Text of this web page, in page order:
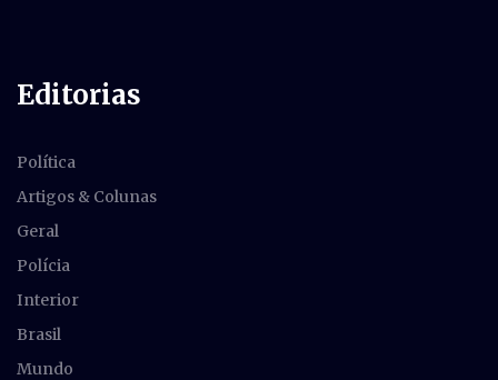
Editorias
Política
Artigos & Colunas
Geral
Polícia
Interior
Brasil
Mundo